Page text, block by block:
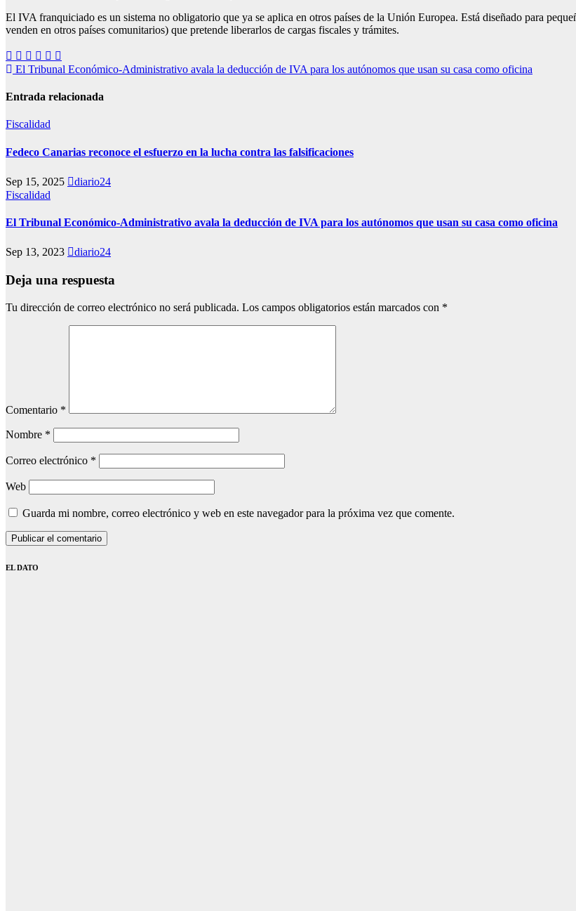
El IVA franquiciado es un sistema no obligatorio que ya se aplica en otros países de la Unión Europea. Está diseñado para
venden en otros países comunitarios) que pretende liberarlos de cargas fiscales y trámites.
Navegación
de
El Tribunal Económico-Administrativo avala la deducción de IVA para los autónomos que usan su casa como oficina
Entrada relacionada
Fiscalidad
Fedeco Canarias reconoce el esfuerzo en la lucha contra las falsificaciones
Sep 15, 2025
diario24
Fiscalidad
El Tribunal Económico-Administrativo avala la deducción de IVA para los autónomos que usan su casa como oficina
Sep 13, 2023 diario24
Deja una respuesta
Tu dirección de correo electrónico no será publicada. Los campos obligatorios están marcados con *
Comentario *
Nombre *
Correo electrónico *
Web
Guarda mi nombre, correo electrónico y web en este navegador para la próxima vez que comente.
EL DATO